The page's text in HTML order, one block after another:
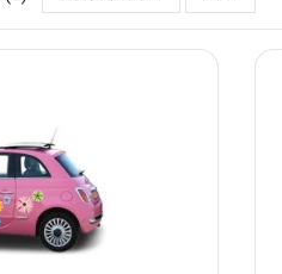
grotere sierlijke patronen
geschikt voor zowel subtiele
bloemen
Bekijk dan ook de